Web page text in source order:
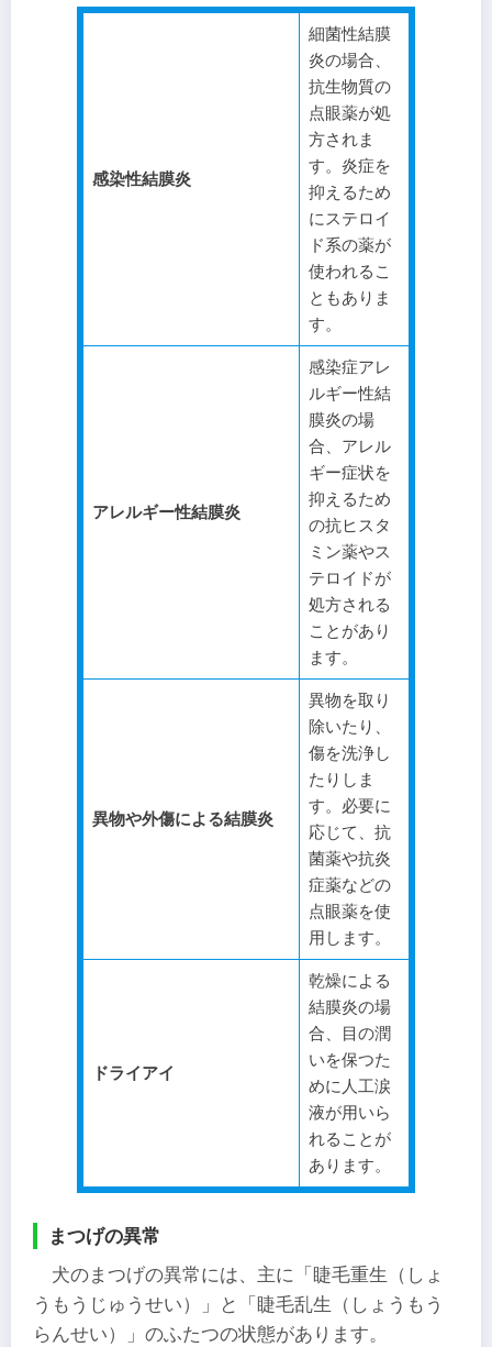
感染性結膜炎
細菌性結膜
炎の場合、
抗生物質の
点眼薬が処
方されま
す。炎症を
抑えるため
にステロイ
ド系の薬が
使われるこ
ともありま
す。
アレルギー性結膜炎
​感染症アレ
ルギー性結
膜炎の場
合、アレル
ギー症状を
抑えるため
の抗ヒスタ
ミン薬やス
テロイドが
処方される
ことがあり
ます。
異物や外傷による結膜炎
異物を取り
除いたり、
傷を洗浄し
たりしま
す。必要に
応じて、抗
菌薬や抗炎
症薬などの
点眼薬を使
用します。
ドライアイ
乾燥による
結膜炎の場
合、目の潤
いを保つた
めに人工涙
液が用いら
れることが
あります。
まつげの異常
犬のまつげの異常には、主に「睫毛重生（しょ
うもうじゅうせい）」と「睫毛乱生（しょうもう
らんせい）」のふたつの状態があります。